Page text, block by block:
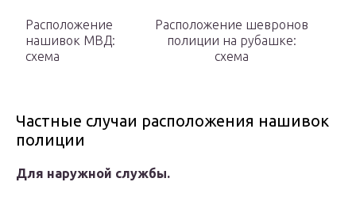
Расположение
нашивок МВД:
схема
Расположение шевронов
полиции на рубашке:
схема
Частные случаи расположения нашивок
полиции
Для наружной службы.